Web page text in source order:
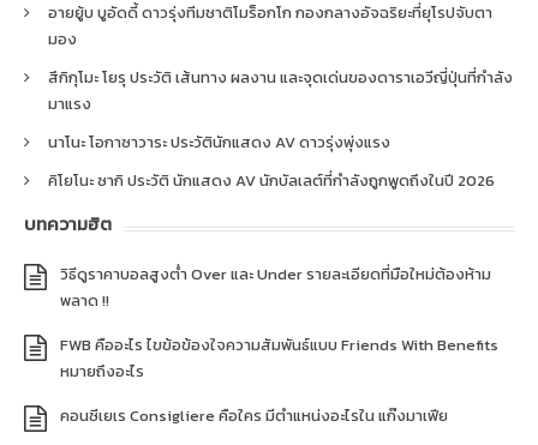
อายยู้บ บูอัดดี้ ดาวรุ่งทีมชาติโมร็อกโก กองกลางอัจฉริยะที่ยุโรปจับตา
มอง
สึกิกุโมะ โยรุ ประวัติ เส้นทาง ผลงาน และจุดเด่นของดาราเอวีญี่ปุ่นที่กำลัง
มาแรง
นาโนะ โอกาซาวาระ ประวัตินักแสดง AV ดาวรุ่งพุ่งแรง
คิโยโนะ ซากิ ประวัติ นักแสดง AV นักบัลเลต์ที่กำลังถูกพูดถึงในปี 2026
บทความฮิต
วิธีดูราคาบอลสูงต่ำ Over และ Under รายละเอียดที่มือใหม่ต้องห้าม
พลาด !!
FWB คืออะไร ไขข้อข้องใจความสัมพันธ์แบบ Friends With Benefits
หมายถึงอะไร
คอนซีเยเร Consigliere คือใคร มีตำแหน่งอะไรใน แก๊งมาเฟีย